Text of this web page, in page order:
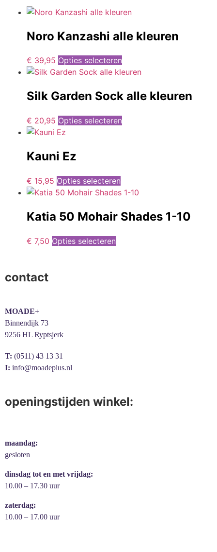
Noro Kanzashi alle kleuren
€ 39,95 Opties selecteren
Silk Garden Sock alle kleuren
€ 20,95 Opties selecteren
Kauni Ez
€ 15,95 Opties selecteren
Katia 50 Mohair Shades 1-10
€ 7,50 Opties selecteren
contact
MOADE+
Binnendijk 73
9256 HL Ryptsjerk
T: (0511) 43 13 31
I: info@moadeplus.nl
openingstijden winkel:
maandag:
gesloten
dinsdag tot en met vrijdag:
10.00 – 17.30 uur
zaterdag:
10.00 – 17.00 uur